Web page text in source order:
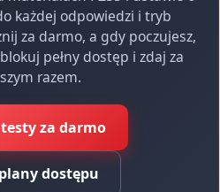
każdej odpowiedzi i tryb
za darmo, a gdy poczujesz,
pełny dostęp i zdaj za
razem.
za darmo
dostępu